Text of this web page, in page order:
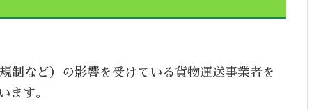
制など）の影響を受けている貨物運送事業者を
ます。